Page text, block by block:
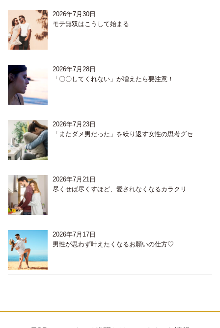
2026年7月30日
モテ無双はこうして始まる
2026年7月28日
「〇〇してくれない」が増えたら要注意！
2026年7月23日
「またダメ男だった」を繰り返す女性の思考グセ
2026年7月21日
尽くせば尽くすほど、愛されなくなるカラクリ
2026年7月17日
男性が思わず叶えたくなるお願いの仕方♡